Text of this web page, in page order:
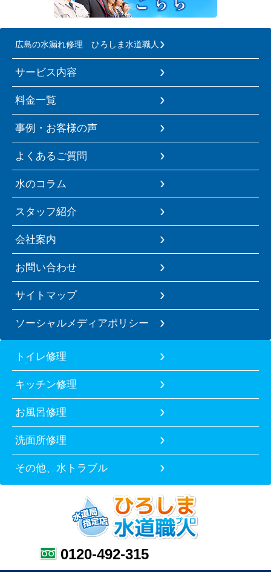
広島の水漏れ修理 ひろしま水道職人
サービス内容
料金一覧
事例・お客様の声
よくあるご質問
水のコラム
スタッフ紹介
会社案内
お問い合わせ
サイトマップ
ソーシャルメディアポリシー
トイレ修理
キッチン修理
お風呂修理
洗面所修理
その他、水トラブル
0120-492-315